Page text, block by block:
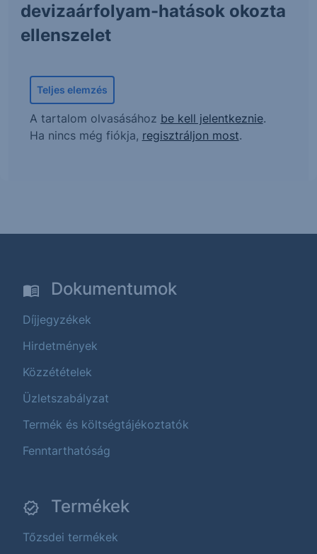
devizaárfolyam-hatások okozta
ellenszelet
Teljes elemzés
A tartalom olvasásához be kell jelentkeznie.
Ha nincs még fiókja, regisztráljon most.
Dokumentumok
Díjjegyzékek
Hirdetmények
Közzétételek
Üzletszabályzat
Termék és költségtájékoztatók
Fenntarthatóság
Termékek
Tőzsdei termékek